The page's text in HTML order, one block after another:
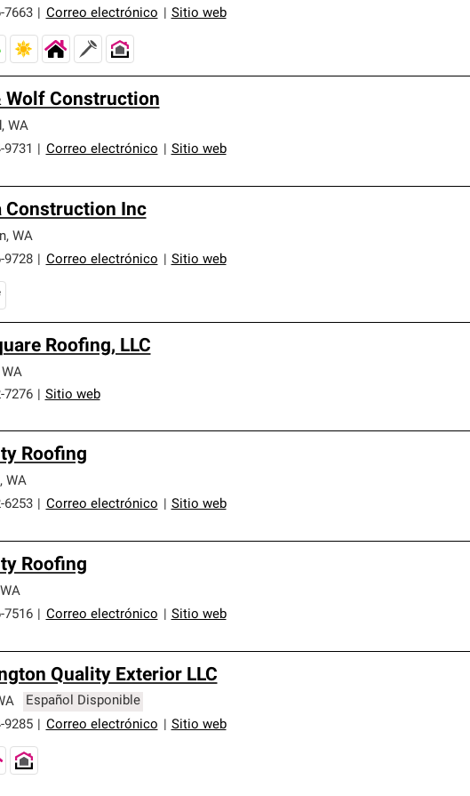
7663
Correo electrónico Sitio web
Wolf Construction
, WA
Correo electrónico Sitio web
Construction Inc
, WA
9728
Correo electrónico Sitio web
Roofing, LLC
WA
7276
Sitio web
Roofing
, WA
6253
Correo electrónico Sitio web
Roofing
WA
7516
Correo electrónico Sitio web
Quality Exterior LLC
Español Disponible
9285
Correo electrónico Sitio web